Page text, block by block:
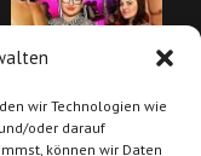
wir Technologien wie
oder darauf
können wir Daten